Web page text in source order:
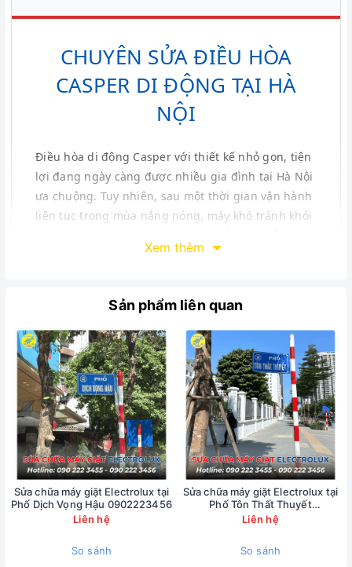
CHUYÊN SỬA ĐIỀU HÒA
CASPER DI ĐỘNG TẠI HÀ
NỘI
Điều hòa di động Casper với thiết kế nhỏ gọn, tiện
lợi đang ngày càng được nhiều gia đình tại Hà Nội
ưa chuộng. Tuy nhiên, sau một thời gian vận hành
liên tục trong mùa nắng nóng, máy khó tránh khỏi
cung cấp dịch vụ sửa chữa
Xem thêm
Sản phẩm liên quan
Sửa chữa máy giặt Electrolux tại
Phố Dịch Vọng Hậu 0902223456
Liên hệ
So sánh
Sửa chữa máy giặt Electrolux tại
Phố Tôn Thất Thuyết
0902223456
Liên hệ
So sánh